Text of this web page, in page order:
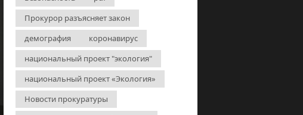
Прокурор разъясняет закон
демография
коронавирус
национальный проект "экология"
национальный проект «Экология»
Новости прокуратуры